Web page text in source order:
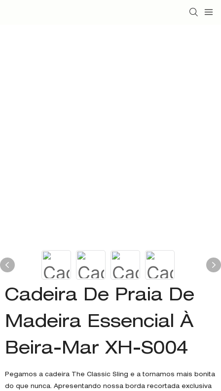
Cadeira De Praia De
Madeira Essencial À
Beira-Mar XH-S004
Pegamos a cadeira The Classic Sling e a tornamos mais bonita
do que nunca. Apresentando nossa borda recortada exclusiva